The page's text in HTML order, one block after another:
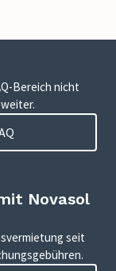
Bereich nicht
Novasol
seit